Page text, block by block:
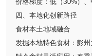
四、本地化创新路径
食材本土地域融合
发掘本地特色食材：彭